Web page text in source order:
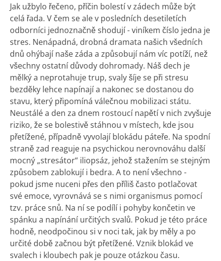
Jak užbylo řečeno, příčin bolestí v zádech může být
celá řada. V čem se ale v posledních desetiletích
odborníci jednoznačně shodují - viníkem číslo jedna je
stres. Nenápadná, drobná dramata našich všedních
dnů ohýbají naše záda a způsobují nám víc potíží, než
všechny ostatní důvody dohromady. Náš dech je
mělký a neprotahuje trup, svaly šíje se při stresu
bezděky lehce napínají a nakonec se dostanou do
stavu, který připomíná válečnou mobilizaci státu.
Neustálé a den za dnem rostoucí napětí v nich zvyšuje
riziko, že se bolestivě stáhnou v místech, kde jsou
přetížené, případně vyvolají blokádu páteře. Na spodní
straně zad reaguje na psychickou nerovnováhu další
mocný „stresátor“ iliopsáz, jehož stažením se stejným
způsobem zablokují i bedra. A to není všechno -
pokud jsme nuceni přes den příliš často potlačovat
své emoce, vyrovnává se s nimi organismus pomocí
tzv. práce snů. Na ní se podílí i pohyby končetin ve
spánku a napínání určitých svalů. Pokud je této práce
hodně, neodpočinou si v noci tak, jak by měly a po
určité době začnou být přetížené. Vznik blokád ve
svalech i kloubech pak je pouze otázkou času.